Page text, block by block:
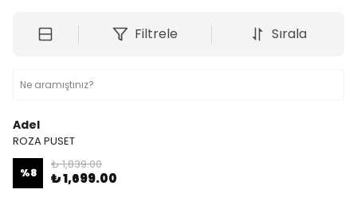
Filtrele Sırala
Adel
ROZA PUSET
%8
₺ 1,839.00
₺ 1,699.00